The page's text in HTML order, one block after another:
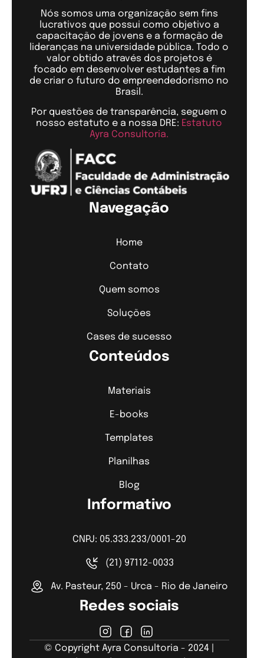
Nós somos uma organização sem fins
lucrativos que possui como objetivo a
capacitação de jovens e a formação de
lideranças na universidade pública. Todo o
valor obtido através dos projetos é
focado em desenvolver estudantes a fim
de criar o futuro do empreendedorismo no
Brasil.
Por questões de transparência, seguem o
nosso estatuto e a nossa DRE: Estatuto
Ayra Consultoria.
Navegação
Home
Contato
Quem somos
Soluções
Cases de sucesso
Conteúdos
Materiais
E-books
Templates
Planilhas
Blog
Informativo
CNPJ: 05.333.233/0001-20
(21) 97112-0033
Av. Pasteur, 250 - Urca - Rio de Janeiro
Redes sociais
© Copyright Ayra Consultoria - 2024 |